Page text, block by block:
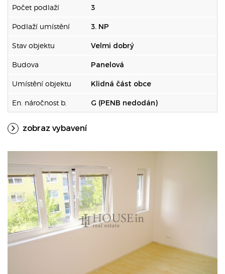
Počet podlaží 3
Podlaží umístění 3. NP
Stav objektu Velmi dobrý
Budova Panelová
Umístění objektu Klidná část obce
En. náročnost b. G (PENB nedodán)
zobraz vybavení